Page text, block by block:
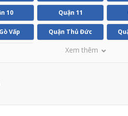
10 Quận 11
Vấp Quận Thủ Đức
Xem thêm